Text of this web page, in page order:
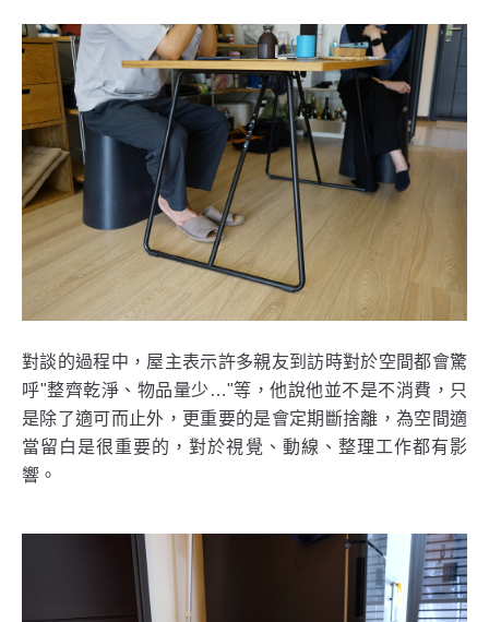
對談的過程中，屋主表示許多親友到訪時對於空間都會驚
呼"整齊乾淨、物品量少…"等，他說他並不是不消費，只
是除了適可而止外，更重要的是會定期斷捨離，為空間適
當留白是很重要的，對於視覺、動線、整理工作都有影
響。